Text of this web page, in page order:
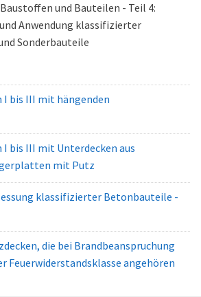
und Bauteilen - Teil 4:
Anwendung klassifizierter
Sonderbauteile
I bis III mit hängenden
I bis III mit Unterdecken aus
mit Putz
klassifizierter Betonbauteile -
die bei Brandbeanspruchung
Feuerwiderstandsklasse angehören